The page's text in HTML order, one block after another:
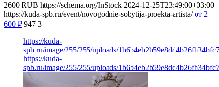
2600 RUB https://schema.org/InStock 2024-12-25T23:49:00+03:00
https://kuda-spb.ru/event/novogodnie-sobytija-proekta-artista/ от 2
600 ₽ 947 3
https://kuda-
spb.ru/image/255/255/uploads/
https://kuda-
spb.ru/image/255/255/uploads/